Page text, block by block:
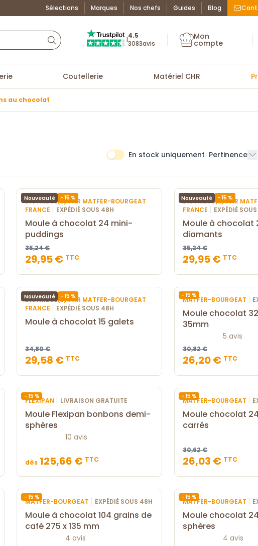
Sélections Marques Nos chefs Guides Blog
Truspilot : La Boutique des chefs
4.5
3083avis Mon compte
Mon
compte
Coutellerie Matériel CHR
au chocolat
En stock uniquement Pertinence
Nouveauté - 15 %
DISTRIBUÉ(E) PAR MATFER-BOURGEAT
FRANCE | EXPÉDIÉ SOUS 48H
Moule à chocolat 24 mini-
puddings
35,24 €
29,95 € TTC
Nouveauté - 15 %
DISTRIBUÉ(E) PAR
FRANCE | EXPÉDIÉ
Moule à chocolat
diamants
35,24 €
29,95 € TTC
Nouveauté - 15 %
DISTRIBUÉ(E) PAR MATFER-BOURGEAT
FRANCE | EXPÉDIÉ SOUS 48H
Moule à chocolat 15 galets
34,80 €
29,58 € TTC
- 15 %
MATFER-BOURGEAT |
Moule chocolat
35mm
5 avis
30,82 €
26,20 € TTC
- 15 %
FLEXIPAN | LIVRAISON GRATUITE
Moule Flexipan bonbons demi-
sphères
10 avis
dès 125,66 € TTC
- 15 %
MATFER-BOURGEAT |
Moule chocolat
carrés
30,62 €
26,03 € TTC
- 15 %
MATFER-BOURGEAT | EXPÉDIÉ SOUS 48H
Moule à chocolat 104 grains de
café 275 x 135 mm
4 avis
- 15 %
MATFER-BOURGEAT |
Moule chocolat
sphères
4 avis